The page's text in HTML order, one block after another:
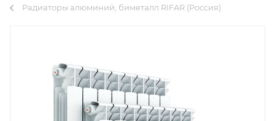
Радиаторы алюминий, биметалл RIFAR (Россия)